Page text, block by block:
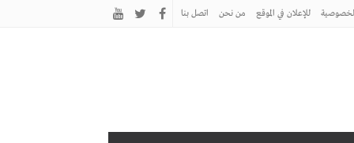
للإعلان في الموقع من نحن اتصل بنـا